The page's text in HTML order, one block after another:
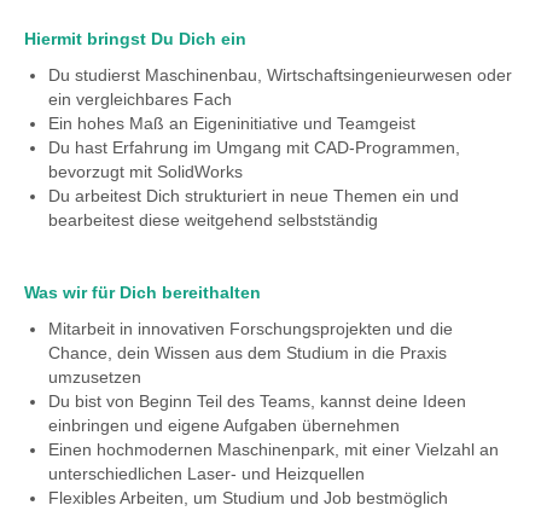
Hiermit bringst Du Dich ein
Du studierst Maschinenbau, Wirtschaftsingenieurwesen oder
ein vergleichbares Fach
Ein hohes Maß an Eigeninitiative und Teamgeist
Du hast Erfahrung im Umgang mit CAD-Programmen,
bevorzugt mit SolidWorks
Du arbeitest Dich strukturiert in neue Themen ein und
bearbeitest diese weitgehend selbstständig
Was wir für Dich bereithalten
Mitarbeit in innovativen Forschungsprojekten und die
Chance, dein Wissen aus dem Studium in die Praxis
umzusetzen
Du bist von Beginn Teil des Teams, kannst deine Ideen
einbringen und eigene Aufgaben übernehmen
Einen hochmodernen Maschinenpark, mit einer Vielzahl an
unterschiedlichen Laser- und Heizquellen
Flexibles Arbeiten, um Studium und Job bestmöglich